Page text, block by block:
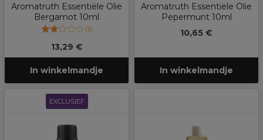
Aromatruth Essentiële Olie
Bergamot 10ml
(1)
13,29 €
In winkelmandje
Aromatruth Essentiële Olie
Pepermunt 10ml
10,65 €
In winkelmandje
EXCLUSIEF